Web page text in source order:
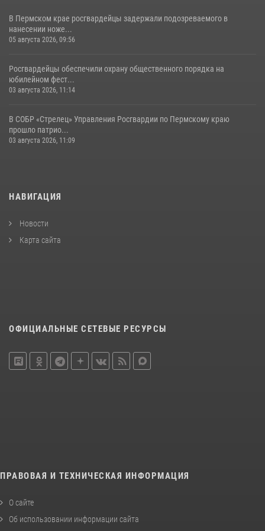
В Пермском крае росгвардейцы задержали подозреваемого в
нанесении ноже...
05 августа 2026, 09:56
Росгвардейцы обеспечили охрану общественного порядка на
юбилейном фест...
03 августа 2026, 11:14
В СОБР «Стрелец» Управления Росгвардии по Пермскому краю
прошло патрио...
03 августа 2026, 11:09
НАВИГАЦИЯ
Новости
Карта сайта
ОФИЦИАЛЬНЫЕ СЕТЕВЫЕ РЕСУРСЫ
ПРАВОВАЯ И ТЕХНИЧЕСКАЯ ИНФОРМАЦИЯ
О сайте
Об использовании информации сайта